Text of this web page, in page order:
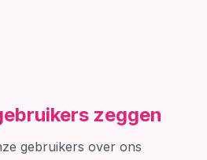
zeggen
gebruikers over ons